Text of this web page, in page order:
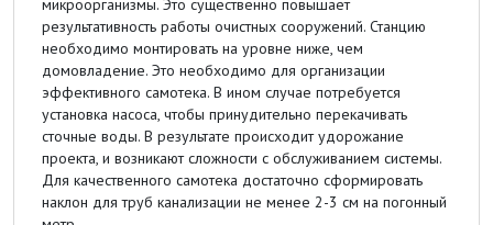
микроорганизмы. Это существенно повышает
результативность работы очистных сооружений. Станцию
необходимо монтировать на уровне ниже, чем
домовладение. Это необходимо для организации
эффективного самотека. В ином случае потребуется
установка насоса, чтобы принудительно перекачивать
сточные воды. В результате происходит удорожание
проекта, и возникают сложности с обслуживанием системы.
Для качественного самотека достаточно сформировать
наклон для труб канализации не менее 2-3 см на погонный